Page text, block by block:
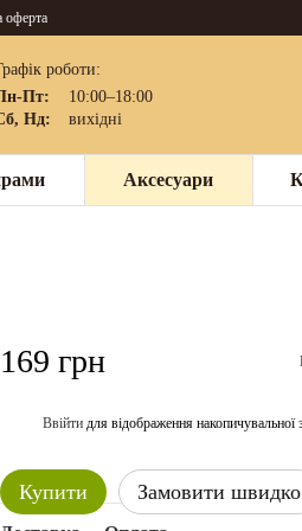
оферта
роботи:
Пт:
10:00–18:00
Нд:
вихідні
Аксесуари
169 грн
Ввійти для відображення накопичувальної
Купити Замовити швидко